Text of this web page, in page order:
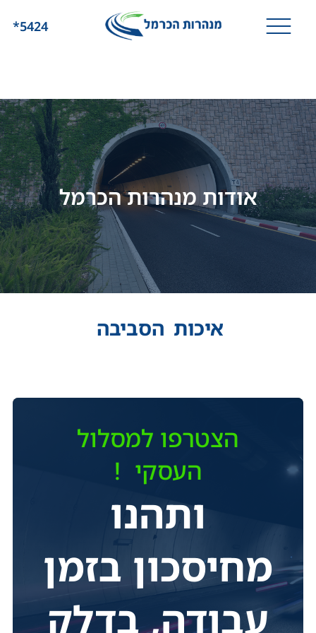
*5424
אודות מנהרות הכרמל
איכות הסביבה
הצטרפו למסלול
העסקי !
ותהנו
מחיסכון בזמן
עבודה, בדלק